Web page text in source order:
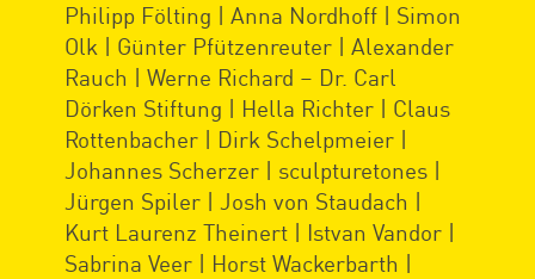
Philipp Fölting | Anna Nordhoff | Simon
Olk | Günter Pfützenreuter | Alexander
Rauch | Werne Richard – Dr. Carl
Dörken Stiftung | Hella Richter | Claus
Rottenbacher | Dirk Schelpmeier |
Johannes Scherzer | sculpturetones |
Jürgen Spiler | Josh von Staudach |
Kurt Laurenz Theinert | Istvan Vandor |
Sabrina Veer | Horst Wackerbarth |